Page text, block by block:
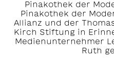
Pinakothek der
Pinakothek der
Allianz und der
Kirch Stiftung in
Medienunternehmer
Ruth